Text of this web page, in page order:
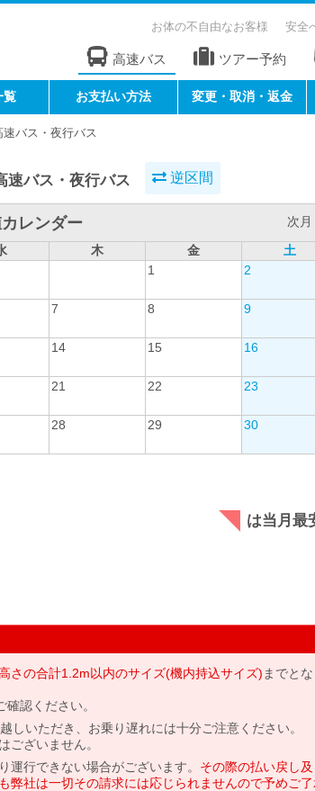
お体の不自由なお客様 安全
高速バス ツアー予約
覧 お支払い方法 変更・取消・返金
バス・夜行バス
速バス・夜行バス 逆区間
レンダー
次月
木 金
土
1
2
7 8 9
14 15 16
21 22 23
28 29 30
は当月最
さの合計1.2m以内のサイズ(機内持込サイズ) までと
確認ください。
いただき、お乗り遅れには十分ご注意ください。
ございません。
行できない場合がございます。 その際の払い戻し及
弊社は一切その請求には応じられませんので予めご